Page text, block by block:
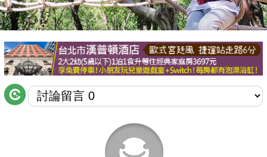
推薦景點
討論區
聯絡我們